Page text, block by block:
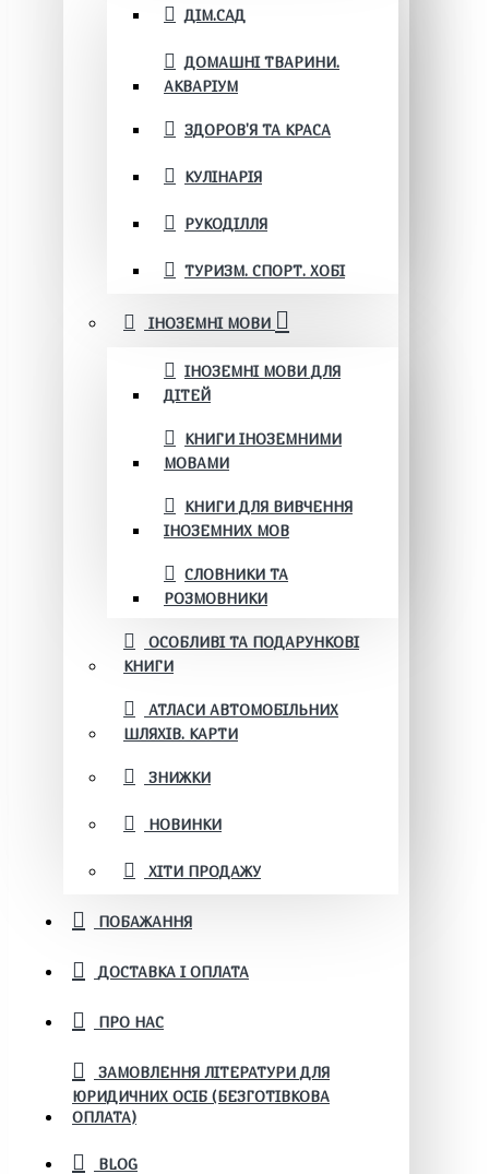
ДІМ.САД
ДОМАШНІ ТВАРИНИ.
АКВАРІУМ
ЗДОРОВ'Я ТА КРАСА
КУЛІНАРІЯ
РУКОДІЛЛЯ
ТУРИЗМ. СПОРТ. ХОБІ
ІНОЗЕМНІ МОВИ
ІНОЗЕМНІ МОВИ ДЛЯ
ДІТЕЙ
КНИГИ ІНОЗЕМНИМИ
МОВАМИ
КНИГИ ДЛЯ ВИВЧЕННЯ
ІНОЗЕМНИХ МОВ
СЛОВНИКИ ТА
РОЗМОВНИКИ
ОСОБЛИВІ ТА ПОДАРУНКОВІ
КНИГИ
АТЛАСИ АВТОМОБІЛЬНИХ
ШЛЯХІВ. КАРТИ
ЗНИЖКИ
НОВИНКИ
ХІТИ ПРОДАЖУ
ПОБАЖАННЯ
ДОСТАВКА І ОПЛАТА
ПРО НАС
ЗАМОВЛЕННЯ ЛІТЕРАТУРИ ДЛЯ
ЮРИДИЧНИХ ОСІБ (БЕЗГОТІВКОВА
ОПЛАТА)
BLOG